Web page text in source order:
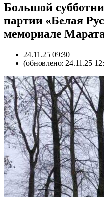
Большой
партии «Белая
мемориале
24.11.25 09:30
(обновлено: 24.11.25